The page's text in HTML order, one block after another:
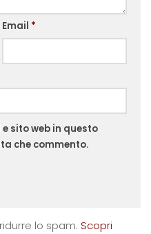
Email *
sito web in questo
che commento.
lo spam. Scopri